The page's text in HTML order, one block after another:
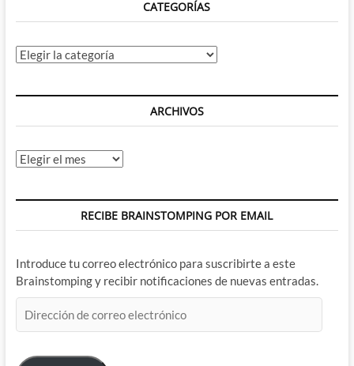
CATEGORÍAS
Categorías
ARCHIVOS
Archivos
RECIBE BRAINSTOMPING POR EMAIL
Introduce tu correo electrónico para suscribirte a este
Brainstomping y recibir notificaciones de nuevas entradas.
de
electrónico